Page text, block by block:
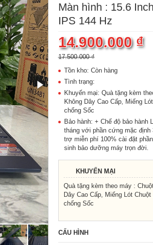
Màn hình : 15.6
IPS 144 Hz
14.900.000 ₫
17.500.000 ₫
Tồn kho: Còn hàng
Tình trạng:
Khuyến mại: Quà tặng kèm
Không Dây Cao Cấp, Miếng
chống Sốc
Bảo hành: + Chế độ bảo hành
tháng với phần cứng mặc định
trợ miễn phí 100% cài đặt
sinh bảo dưỡng máy trọn đời.
KHUYẾN MẠI
Quà tặng kèm theo máy :
Dây Cao Cấp, Miếng Lót Chuột
chống Sốc
CẤU HÌNH